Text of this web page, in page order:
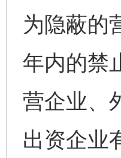
为隐蔽的
年内的禁
营企业、
出资企业